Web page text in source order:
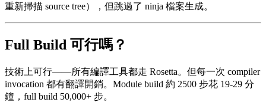
重新掃描 source tree），但跳過了 ninja 檔案生成。
Full Build 可行嗎？
技術上可行——所有編譯工具都走 Rosetta。但每一次 compiler
invocation 都有翻譯開銷。Module build 約 2500 步花 19-29 分
鐘，full build 50,000+ 步。